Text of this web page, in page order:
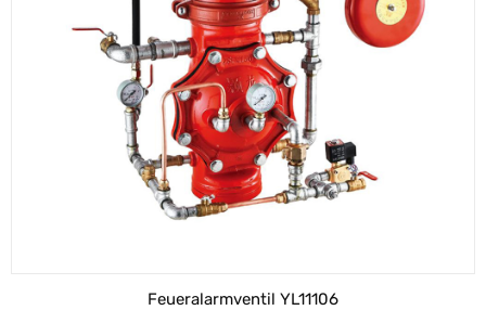
Feueralarmventil YL11106